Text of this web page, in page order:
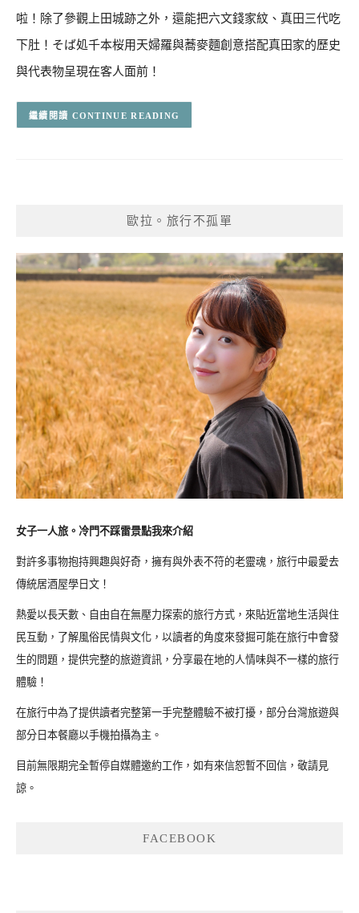
啦！除了參觀上田城跡之外，還能把六文錢家紋、真田三代吃
下肚！そば処千本桜用天婦羅與蕎麥麵創意搭配真田家的歷史
與代表物呈現在客人面前！
CONTINUE READING
歐拉。旅行不孤單
女子一人旅。冷門不踩雷景點我來介紹
對許多事物抱持興趣與好奇，擁有與外表不符的老靈魂，旅行中最愛去
傳統居酒屋學日文！
熱愛以長天數、自由自在無壓力探索的旅行方式，來貼近當地生活與住
民互動，了解風俗民情與文化，以讀者的角度來發掘可能在旅行中會發
生的問題，提供完整的旅遊資訊，分享最在地的人情味與不一樣的旅行
體驗！
在旅行中為了提供讀者完整第一手完整體驗不被打擾，部分台灣旅遊與
部分日本餐廳以手機拍攝為主。
目前無限期完全暫停自媒體邀約工作，如有來信恕暫不回信，敬請見
諒。
FACEBOOK